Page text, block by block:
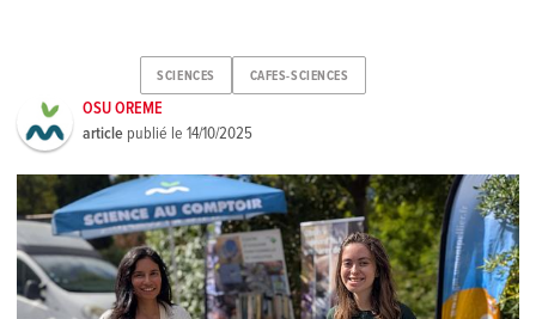
SCIENCES CAFES-SCIENCES
OSU OREME
article publié le14/10/2025